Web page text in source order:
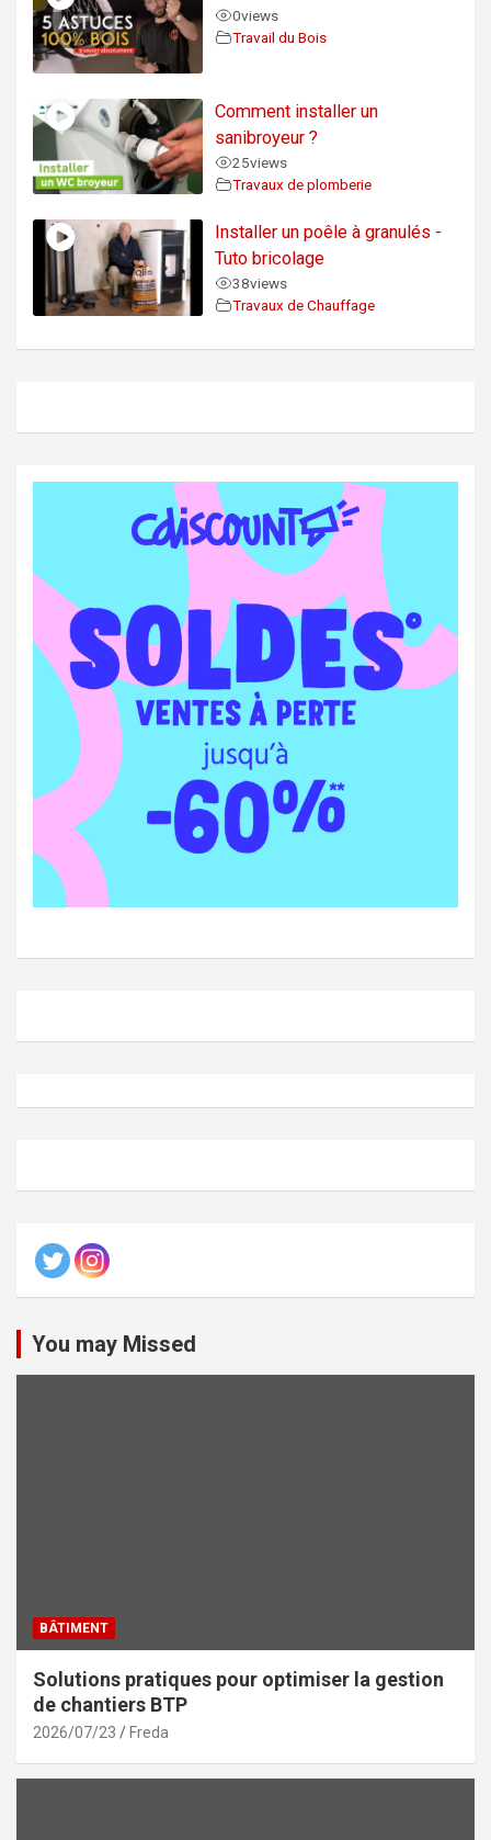
0views
Travail du Bois
Comment installer un
sanibroyeur ?
25views
Travaux de plomberie
Installer un poêle à granulés -
Tuto bricolage
38views
Travaux de Chauffage
You may Missed
BÂTIMENT
Solutions pratiques pour optimiser la gestion
de chantiers BTP
2026/07/23 Freda